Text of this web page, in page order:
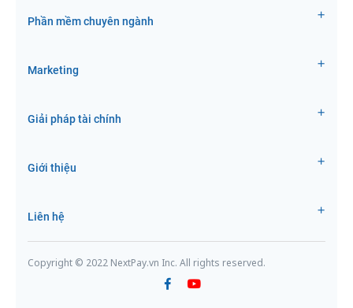
Phần mềm chuyên ngành
Marketing
Giải pháp tài chính
Giới thiệu
Liên hệ
Copyright © 2022 NextPay.vn Inc. All rights reserved.